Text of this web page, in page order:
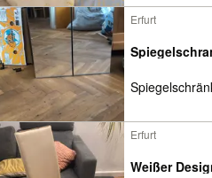
Erfurt
Erfurt
Weißer